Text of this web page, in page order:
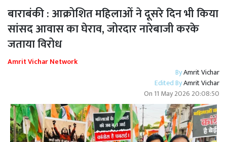
बाराबंकी : आक्रोशित महिलाओं ने दूसरे दिन भी किया
सांसद आवास का घेराव, जोरदार नारेबाजी करके
जताया विरोध
Amrit Vichar Network
ByAmrit Vichar
Edited ByAmrit Vichar
On 11 May 2026 20:08:50